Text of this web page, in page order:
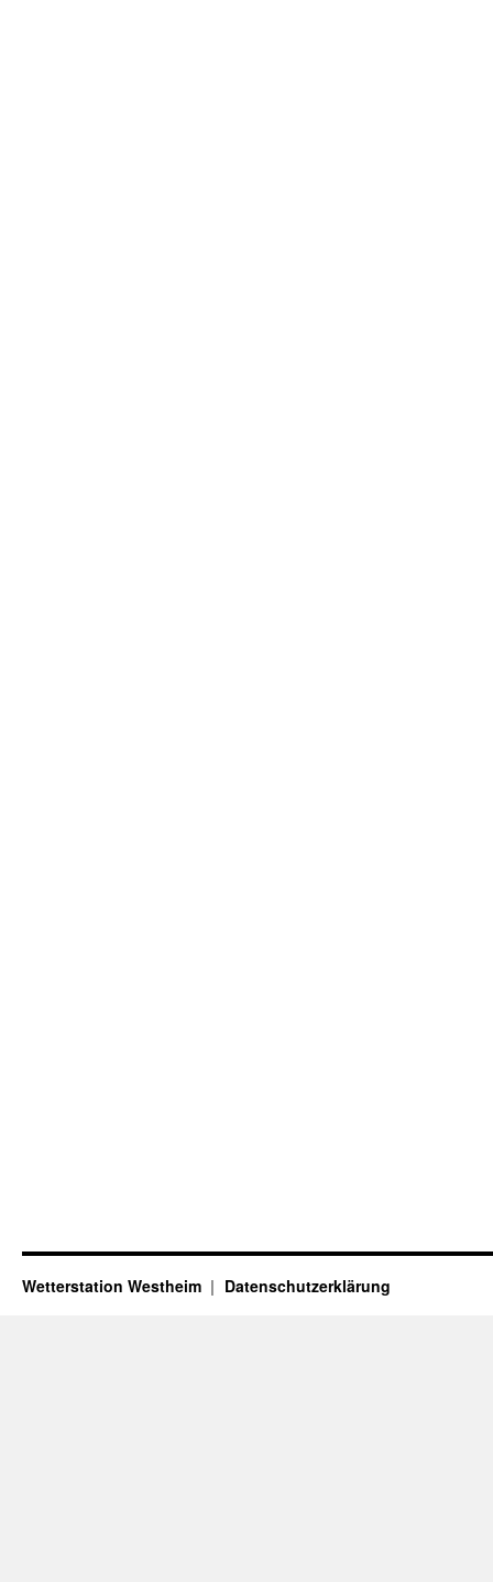
Wetterstation Westheim Datenschutzerklärung